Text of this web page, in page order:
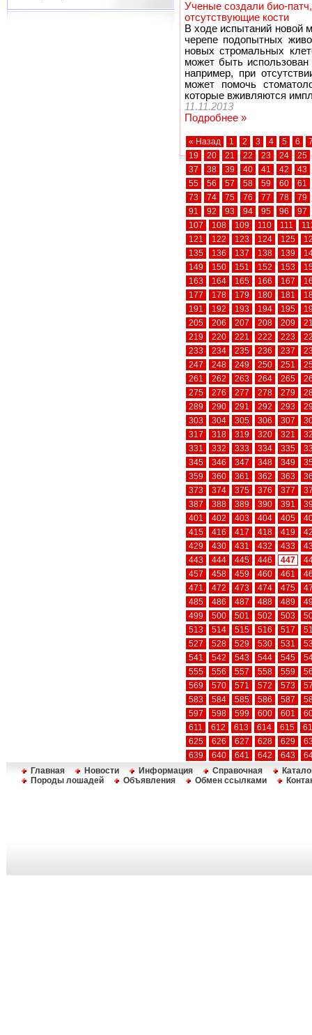
Ученые создали био-
отсутствующие кости
В ходе испытаний новой
черепе подопытных
новых стромальных
может быть
например, при
может помочь
которые вживляются
11.11.2013
Подробнее »
« Назад 1 2 3 4 5 6
19
20 21 22 23 24
25
37
38 39 40 41 42
43
55
56 57 58 59 60
61
73
74 75 76 77 78
79
91
92 93 94 95 96
97
107
108 109 110 111
121
122 123 124 125
135
136 137 138 139
149
150 151 152 153
163
164 165 166 167
177
178 179 180 181
191
192 193 194 195
205
206 207 208 209
219
220 221 222 223
233
234 235 236 237
247
248 249 250 251
261
262 263 264 265
275
276 277 278 279
289
290 291 292 293
303
304 305 306 307
317
318 319 320 321
331
332 333 334 335
345
346 347 348 349
359
360 361 362 363
373
374 375 376 377
387
388 389 390 391
401
402 403 404 405
415
416 417 418 419
429
430 431 432 433
443
444 445 446 447
457
458 459 460 461
471
472 473 474 475
485
486 487 488 489
499
500 501 502 503
513
514 515 516 517
527
528 529 530 531
541
542 543 544 545
555
556 557 558 559
569
570 571 572 573
583
584 585 586 587
597
598 599 600 601
611
612 613 614 615
625
626 627 628 629
639
640 641 642 643
Главная
Новости Информация Справочная
Породы лошадей
Объявления Обмен ссылками